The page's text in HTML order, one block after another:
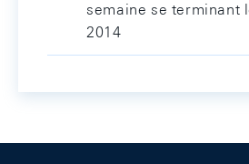
semaine se terminant
2014